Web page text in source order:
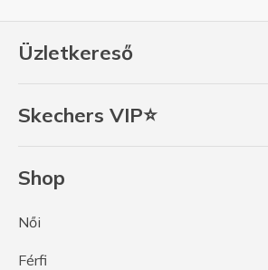
Üzletkereső
Skechers VIP⭐
Shop
Női
Férfi